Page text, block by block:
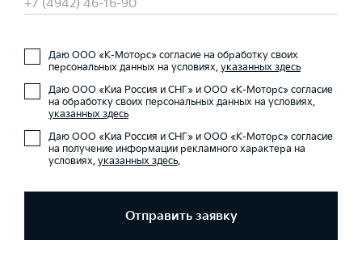
+7 (4942) 46-16-90
Даю ООО «К-Моторс» согласие на обработку своих
персональных данных на условиях, указанных здесь
Даю ООО «Киа Россия и СНГ» и ООО «К-Моторс» согласие
на обработку своих персональных данных на условиях,
указанных здесь
Даю ООО «Киа Россия и СНГ» и ООО «К-Моторс» согласие
на получение информации рекламного характера на
условиях, указанных здесь.
Отправить заявку